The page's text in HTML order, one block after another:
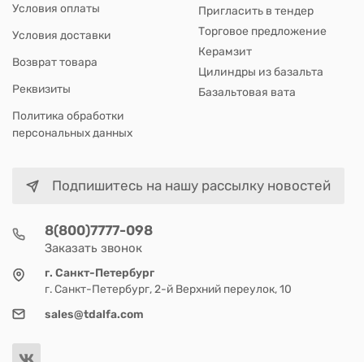
Условия оплаты
Условия доставки
Возврат товара
Реквизиты
Политика обработки
персональных данных
Пригласить в тендер
Торговое предложение
Керамзит
Цилиндры из базальта
Базальтовая вата
Подпишитесь на нашу рассылку новостей
8(800)7777-098
Заказать звонок
г. Санкт-Петербург
г. Санкт-Петербург, 2-й Верхний переулок, 10
sales@tdalfa.com